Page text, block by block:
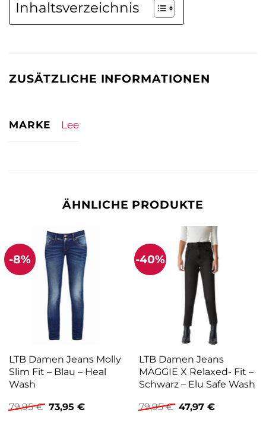
Inhaltsverzeichnis
ZUSÄTZLICHE INFORMATIONEN
MARKE Lee
ÄHNLICHE PRODUKTE
-8%
LTB Damen Jeans Molly
Slim Fit – Blau – Heal
Wash
79,95€ Ursprünglicher
Preis
73,95 €Aktueller
-40%
LTB Damen Jeans
MAGGIE X Relaxed- Fit –
Schwarz – Elu Safe Wash
79,95€ Ursprünglicher
Preis
47,97 €Aktueller